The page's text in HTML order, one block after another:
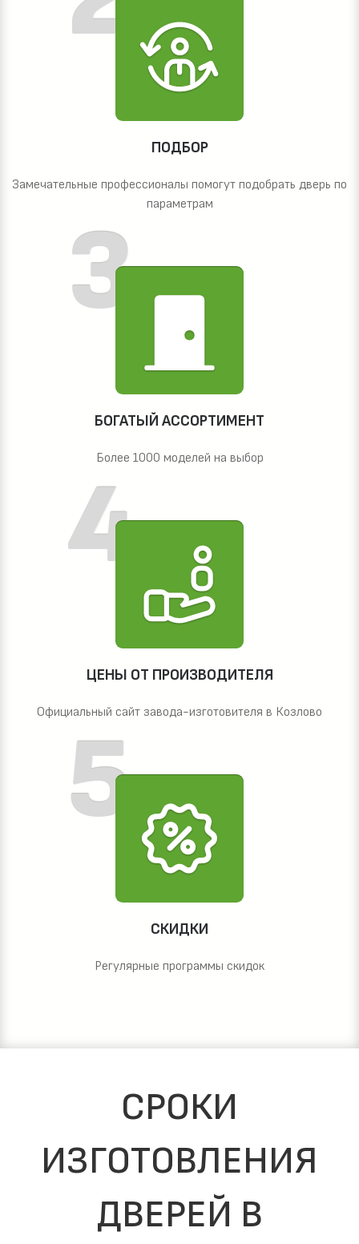
ПОДБОР
Замечательные профессионалы помогут подобрать дверь по
параметрам
БОГАТЫЙ АССОРТИМЕНТ
Более 1000 моделей на выбор
ЦЕНЫ ОТ ПРОИЗВОДИТЕЛЯ
Официальный сайт завода-изготовителя в Козлово
СКИДКИ
Регулярные программы скидок
СРОКИ
ИЗГОТОВЛЕНИЯ
ДВЕРЕЙ В